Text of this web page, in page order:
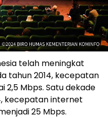
telah meningkat
tahun 2014, kecepatan
Mbps. Satu dekade
kecepatan internet
25 Mbps.